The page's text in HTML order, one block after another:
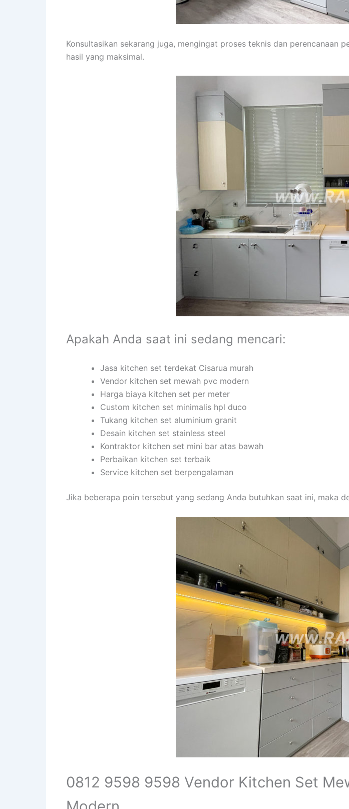
Konsultasikan sekarang juga, mengingat proses teknis dan perencanaan
hasil yang maksimal.
Apakah Anda saat ini sedang mencari:
Jasa kitchen set terdekat Cisarua murah
Vendor kitchen set mewah pvc modern
Harga biaya kitchen set per meter
Custom kitchen set minimalis hpl duco
Tukang kitchen set aluminium granit
Desain kitchen set stainless steel
Kontraktor kitchen set mini bar atas bawah
Perbaikan kitchen set terbaik
Service kitchen set berpengalaman
Jika beberapa poin tersebut yang sedang Anda butuhkan saat ini, maka
0812 9598 9598 Vendor Kitchen Set